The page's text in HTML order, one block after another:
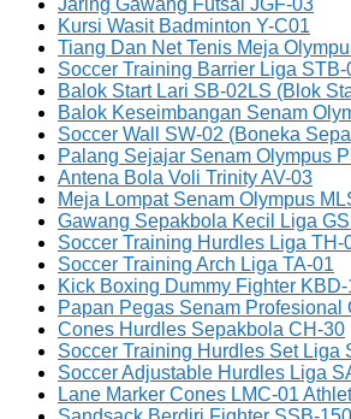
Jaring Gawang Futsal JGF-03
Kursi Wasit Badminton Y-C01
Tiang Dan Net Tenis Meja
Soccer Training Barrier Liga STB-
Balok Start Lari SB-02LS (Blok
Balok Keseimbangan Senam
Soccer Wall SW-02 (Boneka
Palang Sejajar Senam Olympus
Antena Bola Voli Trinity AV-03
Meja Lompat Senam Olympus
Gawang Sepakbola Kecil Liga
Soccer Training Hurdles Liga TH-
Soccer Training Arch Liga TA-01
Kick Boxing Dummy Fighter
Papan Pegas Senam Profesional
Cones Hurdles Sepakbola CH-30
Soccer Training Hurdles Set Liga
Soccer Adjustable Hurdles Liga
Lane Marker Cones LMC-01